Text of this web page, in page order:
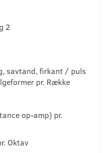
2
savtand, firkant / puls
pr. Række
op-amp) pr.
Oktav